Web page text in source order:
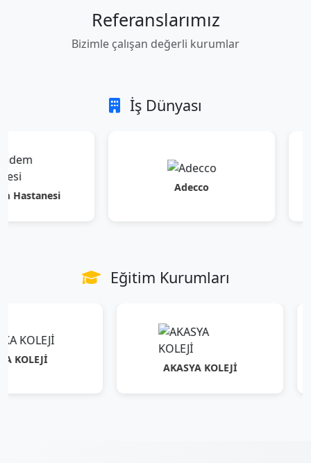
Referanslarımız
Bizimle çalışan değerli kurumlar
İş Dünyası
Eğitim Kurumları
AKASYA KOLEJİ